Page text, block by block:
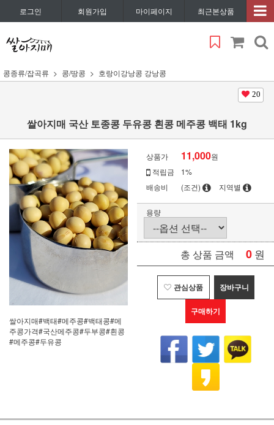
로그인 회원가입 마이페이지 최근본상품
콩종류/잡곡류 콩/땅콩 호랑이강낭콩 강낭콩
20
쌀아지매 국산 토종콩 두유콩 흰콩 메주콩 백태 1kg
쌀아지매#백태#메주콩#백태콩#메
주콩가격#국산메주콩#두부콩#흰콩
#메주콩#두유콩
상품가 11,000원
적립금
1%
배송비
(조건) 지역별
용량
총 상품 금액 0 원
관심상품 장바구니
구매하기